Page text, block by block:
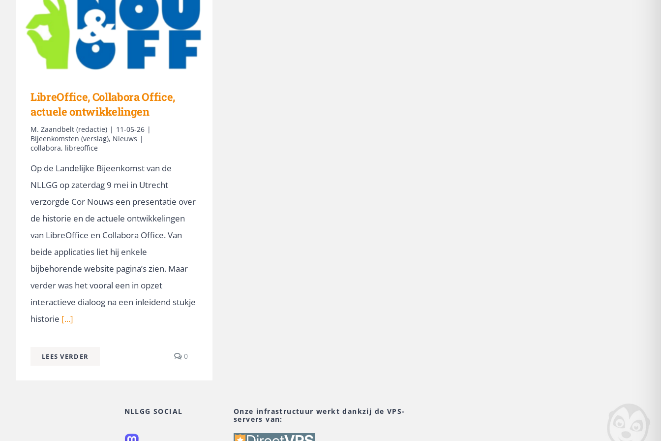
LibreOffice, Collabora Office,
actuele ontwikkelingen
M. Zaandbelt (redactie) | 11-05-26 |
Bijeenkomsten (verslag), Nieuws |
collabora, libreoffice
Op de Landelijke Bijeenkomst van de
NLLGG op zaterdag 9 mei in Utrecht
verzorgde Cor Nouws een presentatie over
de historie en de actuele ontwikkelingen
van LibreOffice en Collabora Office. Van
beide applicaties liet hij enkele
bijbehorende website pagina’s zien. Maar
verder was het vooral een in opzet
interactieve dialoog na een inleidend stukje
historie [...]
LEES VERDER 0comments
ontwikkelingen
NLLGG SOCIAL
Onze infrastructuur werkt dankzij de VPS-
servers van: